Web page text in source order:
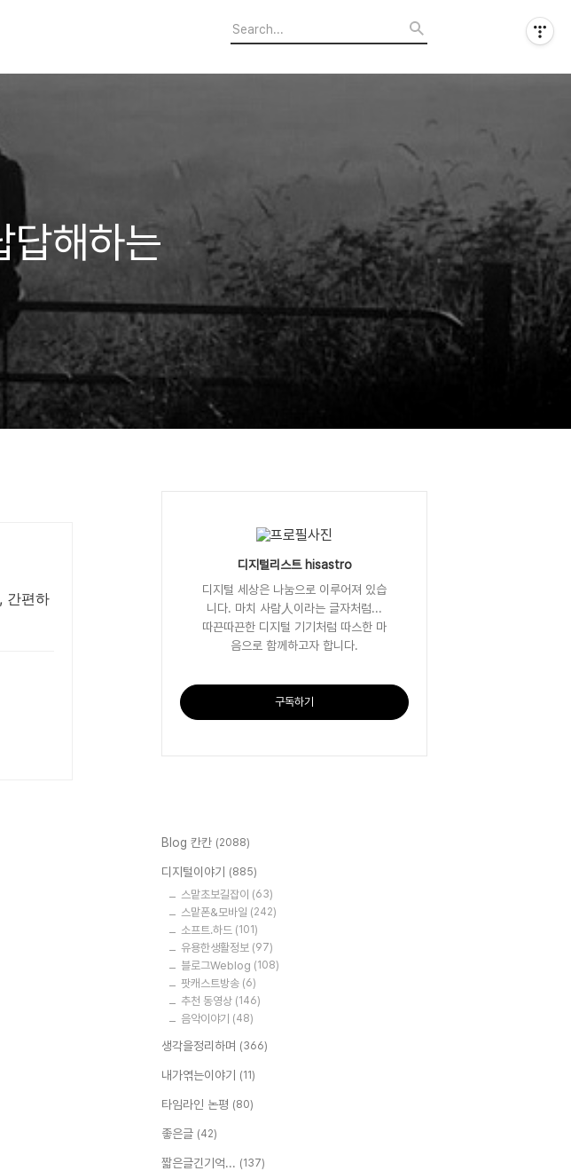
답해하는
간편하
디지털리스트 hisastro
디지털 세상은 나눔으로 이루어져 있습
니다. 마치 사람人이라는 글자처럼...
따끈따끈한 디지털 기기처럼 따스한 마
음으로 함께하고자 합니다.
구독하기
Blog 칸칸 (2088)
디지털이야기 (885)
스맡초보길잡이 (63)
스맡폰&모바일 (242)
소프트.하드 (101)
유용한생활정보 (97)
블로그Weblog (108)
팟캐스트방송 (6)
추천 동영상 (146)
음악이야기 (48)
생각을정리하며 (366)
내가엮는이야기 (11)
타임라인 논평 (80)
좋은글 (42)
짧은글긴기억... (137)